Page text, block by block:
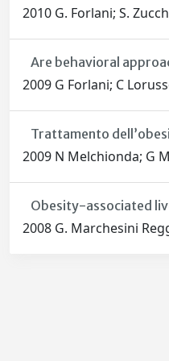
2010 G. Forlani; S.
Are behavioral
2009 G Forlani; C
Trattamento
2009 N Melchionda; G
Obesity-associated
2008 G. Marchesini